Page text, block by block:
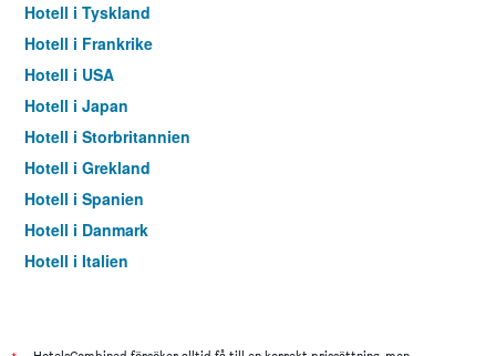
Hotell i Tyskland
Hotell i Frankrike
Hotell i USA
Hotell i Japan
Hotell i Storbritannien
Hotell i Grekland
Hotell i Spanien
Hotell i Danmark
Hotell i Italien